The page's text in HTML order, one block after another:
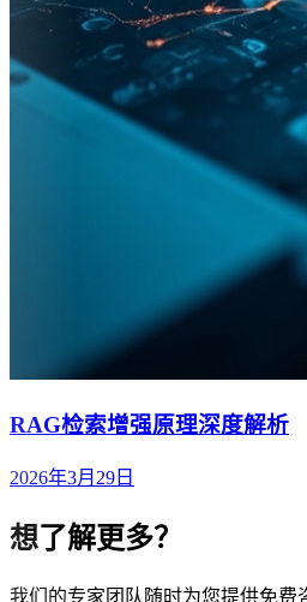
RAG检索增强原理深度解析
2026年3月29日
想了解更多？
我们的专家团队随时为您提供免费